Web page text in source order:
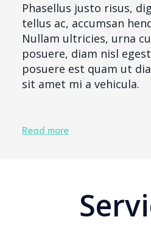
Phasellus justo risus,
tellus ac, accumsan
Nullam ultricies, urna
posuere, diam nisl
posuere est quam ut
sit amet mi a vehicula.
Read more